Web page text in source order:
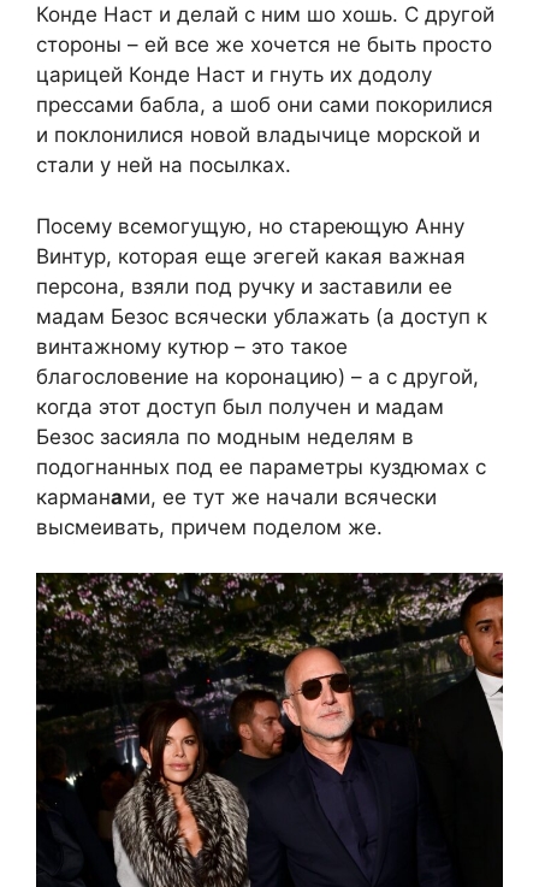
Конде Наст и делай с ним шо хошь. С другой
стороны – ей все же хочется не быть просто
царицей Конде Наст и гнуть их додолу
прессами бабла, а шоб они сами покорилися
и поклонилися новой владычице морской и
стали у ней на посылках.
Посему всемогущую, но стареющую Анну
Винтур, которая еще эгегей какая важная
персона, взяли под ручку и заставили ее
мадам Безос всячески ублажать (а доступ к
винтажному кутюр – это такое
благословение на коронацию) – а с другой,
когда этот доступ был получен и мадам
Безос засияла по модным неделям в
подогнанных под ее параметры куздюмах с
карманами, ее тут же начали всячески
высмеивать, причем поделом же.